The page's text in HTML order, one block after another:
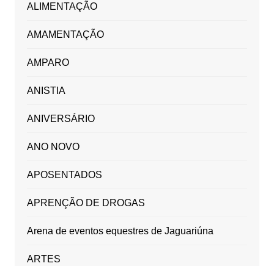
ALIMENTAÇÃO
AMAMENTAÇÃO
AMPARO
ANISTIA
ANIVERSÁRIO
ANO NOVO
APOSENTADOS
APRENÇÃO DE DROGAS
Arena de eventos equestres de Jaguariúna
ARTES